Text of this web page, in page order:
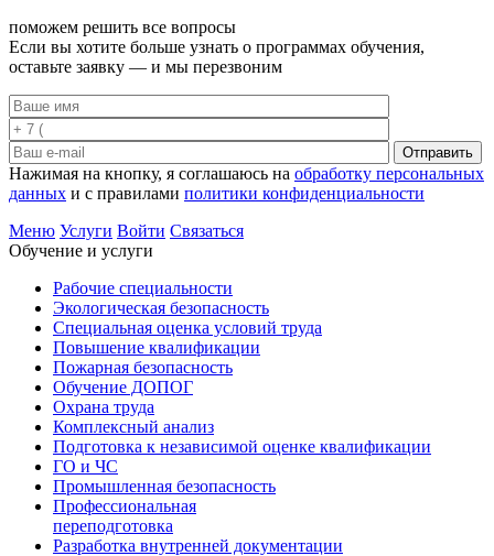
поможем решить все вопросы
Если вы хотите больше узнать о программах обучения,
оставьте заявку — и мы перезвоним
Отправить
Нажимая на кнопку, я соглашаюсь на обработку персональных
данных и с правилами политики конфиденциальности
Меню Услуги Войти Связаться
Обучение и услуги
Рабочие специальности
Экологическая безопасность
Специальная оценка условий труда
Повышение квалификации
Пожарная безопасность
Обучение ДОПОГ
Охрана труда
Комплексный анализ
Подготовка к независимой оценке квалификации
ГО и ЧС
Промышленная безопасность
Профессиональная
переподготовка
Разработка внутренней документации